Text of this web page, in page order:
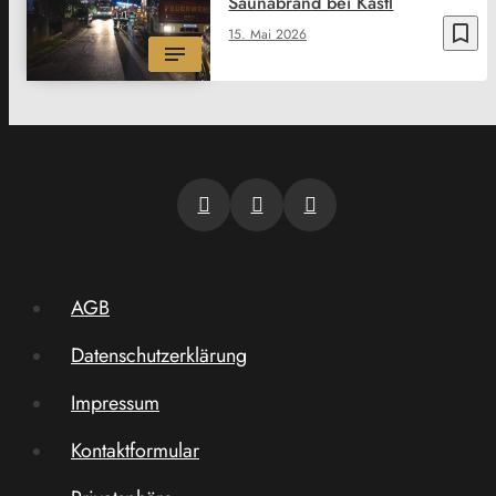
bookmark_border
15. Mai 2026
AGB
Datenschutzerklärung
Impressum
Kontaktformular